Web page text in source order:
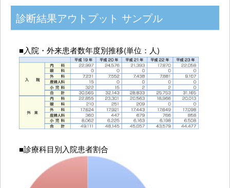
診断結果アウトプット サンプル
■入院・外来患者数年度別推移(単位：人)
■診療科目別入院患者割合